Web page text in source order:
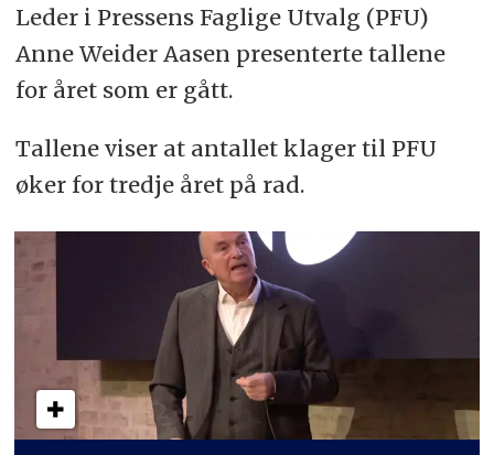
Leder i Pressens Faglige Utvalg (PFU)
Anne Weider Aasen presenterte tallene
for året som er gått.
Tallene viser at antallet klager til PFU
øker for tredje året på rad.